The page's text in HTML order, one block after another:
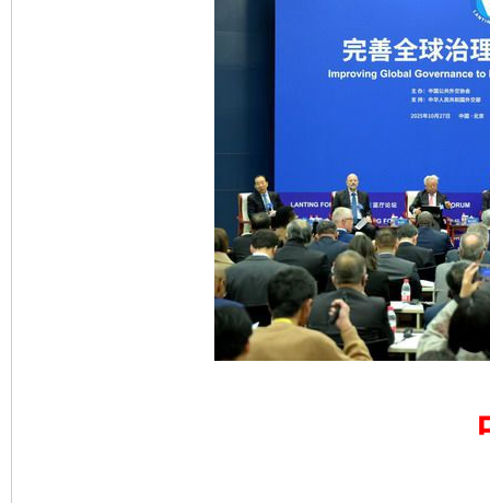
完善运行机制助力责任有效落实 一纸欠